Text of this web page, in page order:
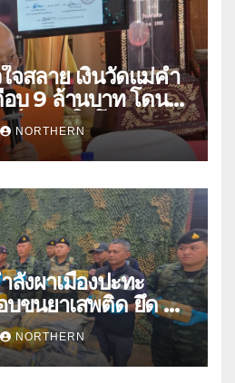
สลาย เงินวัดแม่คำ
อบ 9 ล้านบาท โดน
ร์หลอกให้โอนข้าม
NORTHERN
ลังผาเมืองปะทะ
ขนยาเสพติด ยึด 2
NORTHERN